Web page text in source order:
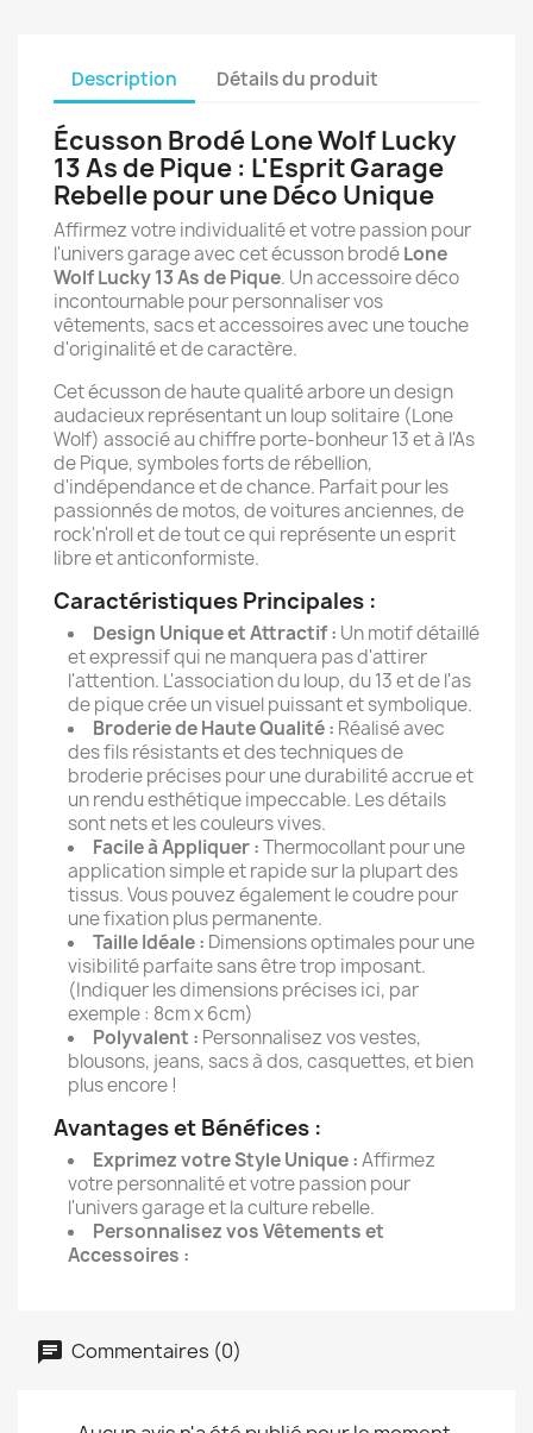
Description Détails du produit
Écusson Brodé Lone Wolf Lucky
13 As de Pique : L'Esprit Garage
Rebelle pour une Déco Unique
Affirmez votre individualité et votre passion pour
l'univers garage avec cet écusson brodéLone
Wolf Lucky 13 As de Pique. Un accessoire déco
incontournable pour personnaliser vos
vêtements, sacs et accessoires avec une touche
d'originalité et de caractère.
Cet écusson de haute qualité arbore un design
audacieux représentant un loup solitaire (Lone
Wolf) associé au chiffre porte-bonheur 13 et à l'As
de Pique, symboles forts de rébellion,
d'indépendance et de chance. Parfait pour les
passionnés de motos, de voitures anciennes, de
rock'n'roll et de tout ce qui représente un esprit
libre et anticonformiste.
Caractéristiques Principales :
Design Unique et Attractif : Un motif détaillé
et expressif qui ne manquera pas d'attirer
l'attention. L'association du loup, du 13 et de l'as
de pique crée un visuel puissant et symbolique.
Broderie de Haute Qualité : Réalisé avec
des fils résistants et des techniques de
broderie précises pour une durabilité accrue et
un rendu esthétique impeccable. Les détails
sont nets et les couleurs vives.
Facile à Appliquer :Thermocollant pour une
application simple et rapide sur la plupart des
tissus. Vous pouvez également le coudre pour
une fixation plus permanente.
Taille Idéale : Dimensions optimales pour une
visibilité parfaite sans être trop imposant.
(Indiquer les dimensions précises ici, par
exemple : 8cm x 6cm)
Polyvalent : Personnalisez vos vestes,
blousons, jeans, sacs à dos, casquettes, et bien
plus encore !
Avantages et Bénéfices :
Exprimez votre Style Unique :Affirmez
votre personnalité et votre passion pour
l'univers garage et la culture rebelle.
Personnalisez vos Vêtements et
Accessoires :
Commentaires (0)